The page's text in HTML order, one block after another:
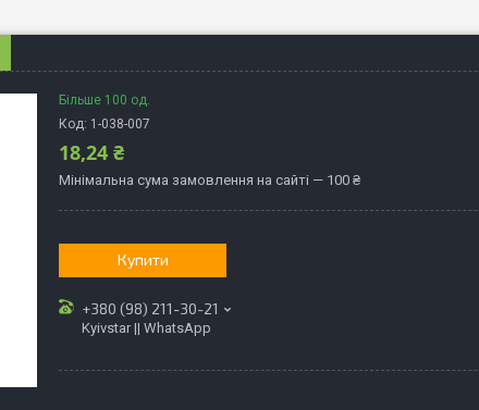
Більше 100 од.
Код: 1-038-007
18,24 ₴
Мінімальна сума замовлення на сайті — 100 ₴
Купити
+380 (98) 211-30-21
Kyivstar || WhatsApp